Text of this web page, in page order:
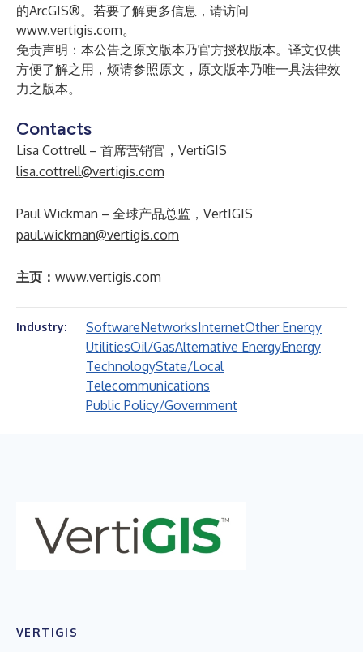
的ArcGIS®。若要了解更多信息，请访问
www.vertigis.com。
免责声明：本公告之原文版本乃官方授权版本。译文仅供
方便了解之用，烦请参照原文，原文版本乃唯一具法律效
力之版本。
Contacts
Lisa Cottrell – 首席营销官，VertiGIS
lisa.cottrell@vertigis.com
Paul Wickman – 全球产品总监，VertIGIS
paul.wickman@vertigis.com
主页： www.vertigis.com
Industry: SoftwareNetworksInternetOther Energy
UtilitiesOil/GasAlternative EnergyEnergy
TechnologyState/Local
Telecommunications
Public Policy/Government
VERTIGIS